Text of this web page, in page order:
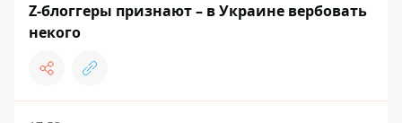
Z-блоггеры признают – в Украине вербовать
некого